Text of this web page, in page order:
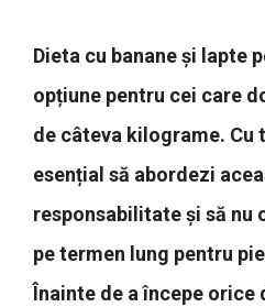
Dieta cu banane și lapte
opțiune pentru cei care
de câteva kilograme. Cu
esențial să abordezi
responsabilitate și să nu
pe termen lung pentru
Înainte de a începe orice